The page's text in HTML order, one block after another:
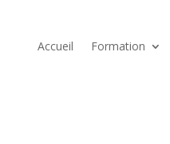
Accueil Formation